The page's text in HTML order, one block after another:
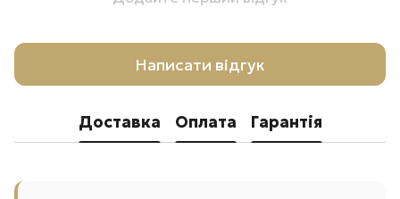
Написати відгук
Доставка Оплата Гарантія